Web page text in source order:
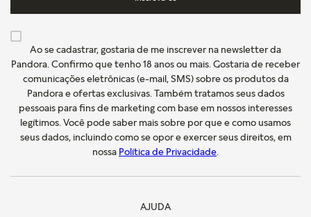
Ao se cadastrar, gostaria de me inscrever na newsletter da
Pandora. Confirmo que tenho 18 anos ou mais. Gostaria de receber
comunicações eletrônicas (e-mail, SMS) sobre os produtos da
Pandora e ofertas exclusivas. Também tratamos seus dados
pessoais para fins de marketing com base em nossos interesses
legítimos. Você pode saber mais sobre por que e como usamos
seus dados, incluindo como se opor e exercer seus direitos, em
nossa Política de Privacidade
AJUDA